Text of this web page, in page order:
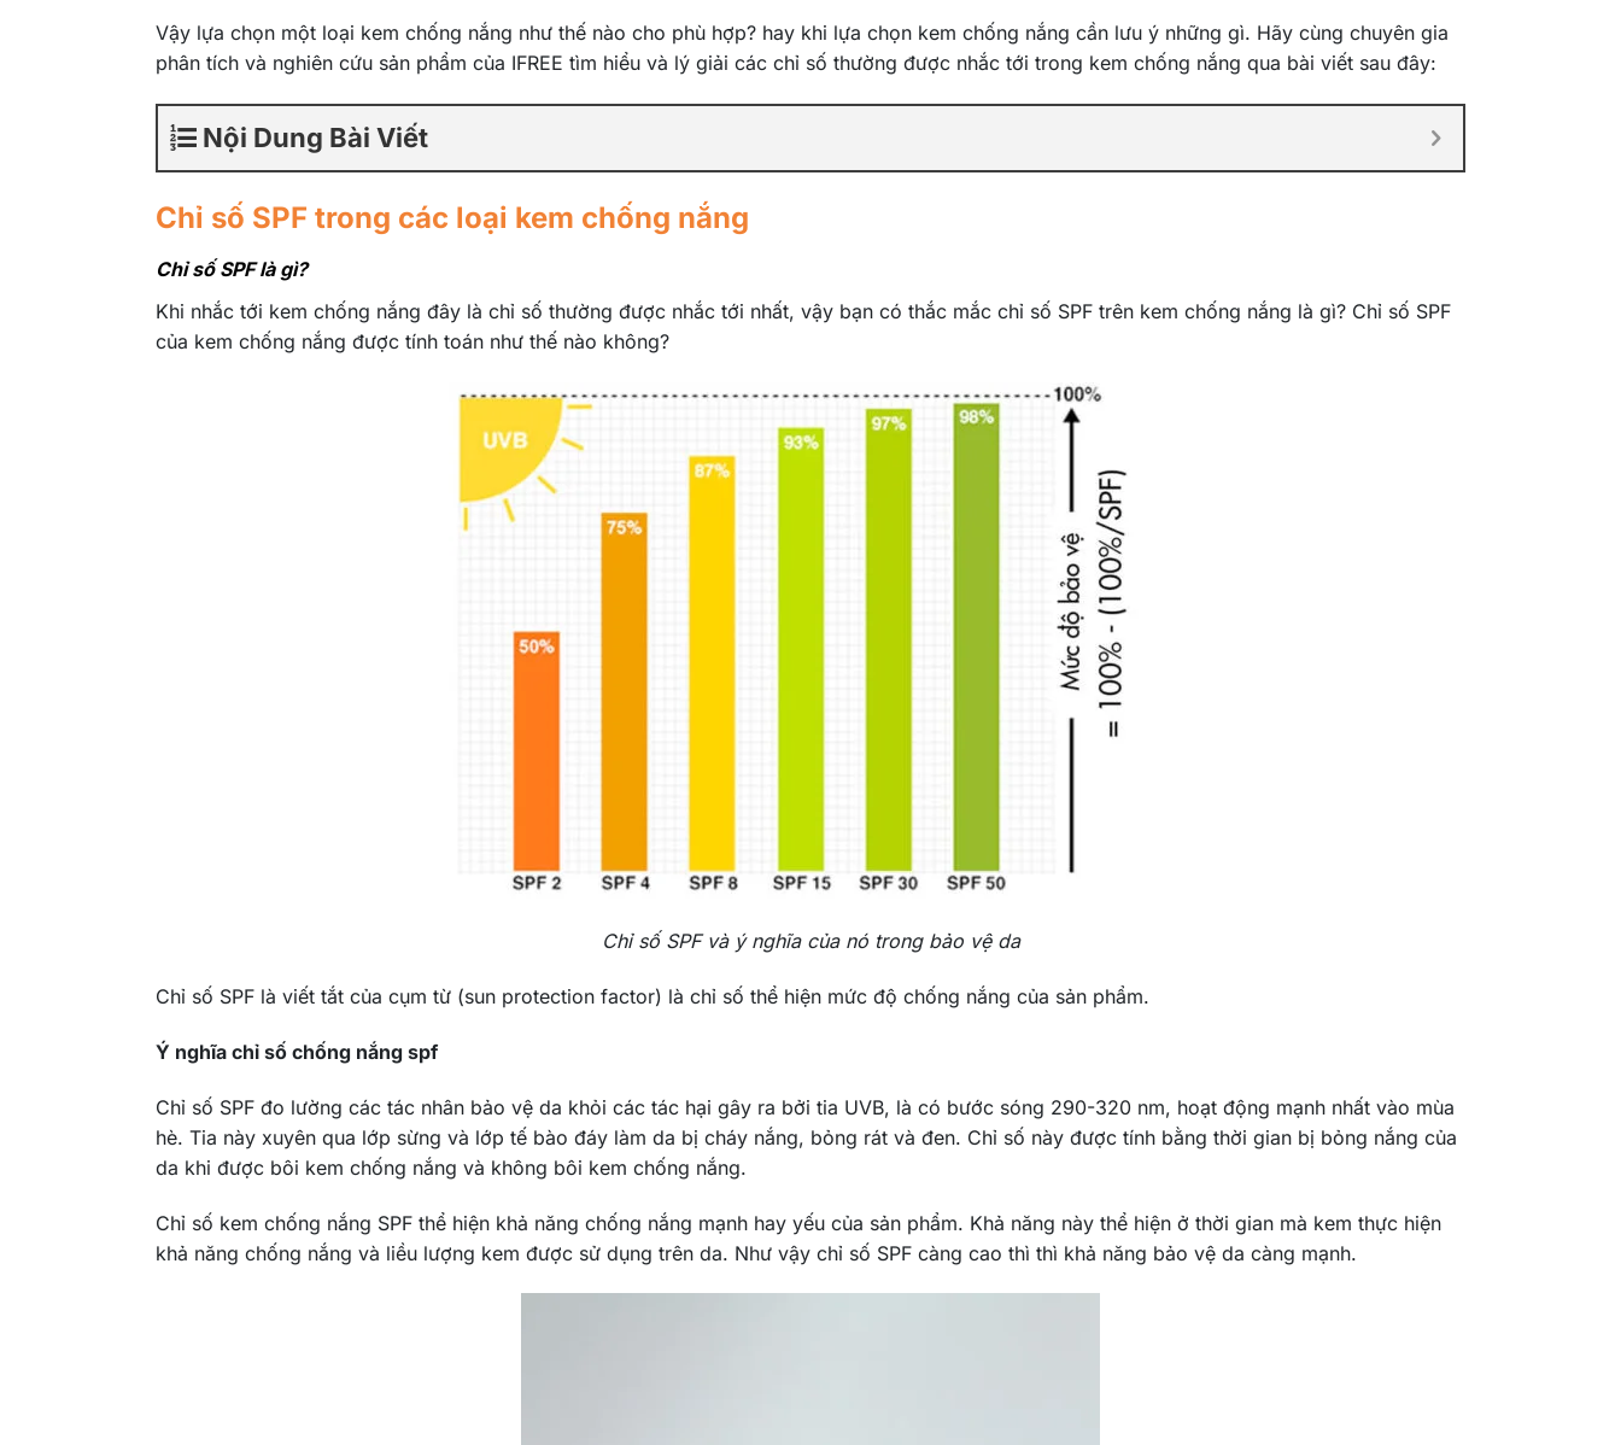
Vậy lựa chọn một loại kem chống nắng như thế nào cho phù hợp? hay khi lựa chọn kem chống nắng cần lưu ý những gì. Hãy cùng chuyên gia
phân tích và nghiên cứu sản phẩm của IFREE tìm hiểu và lý giải các chỉ số thường được nhắc tới trong kem chống nắng qua bài viết sau đây:
Nội Dung Bài Viết
Chỉ số SPF trong các loại kem chống nắng
Chỉ số SPF là gì?
Khi nhắc tới kem chống nắng đây là chỉ số thường được nhắc tới nhất, vậy bạn có thắc mắc chỉ số SPF trên kem chống nắng là gì? Chỉ số SPF
của kem chống nắng được tính toán như thế nào không?
Chỉ số SPF và ý nghĩa của nó trong bảo vệ da
Chỉ số SPF là viết tắt của cụm từ (sun protection factor) là chỉ số thể hiện mức độ chống nắng của sản phẩm.
Ý nghĩa chỉ số chống nắng spf
Chỉ số SPF đo lường các tác nhân bảo vệ da khỏi các tác hại gây ra bởi tia UVB, là có bước sóng 290-320 nm, hoạt động mạnh nhất vào mùa
hè. Tia này xuyên qua lớp sừng và lớp tế bào đáy làm da bị cháy nắng, bỏng rát và đen. Chỉ số này được tính bằng thời gian bị bỏng nắng của
da khi được bôi kem chống nắng và không bôi kem chống nắng.
Chỉ số kem chống nắng SPF thể hiện khả năng chống nắng mạnh hay yếu của sản phẩm. Khả năng này thể hiện ở thời gian mà kem thực hiện
khả năng chống nắng và liều lượng kem được sử dụng trên da. Như vậy chỉ số SPF càng cao thì thì khả năng bảo vệ da càng mạnh.